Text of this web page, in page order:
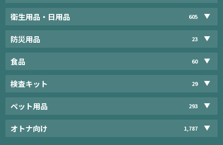
衛生用品・日用品 605
防災用品 23
食品 60
検査キット 29
ペット用品 293
オトナ向け 1,787